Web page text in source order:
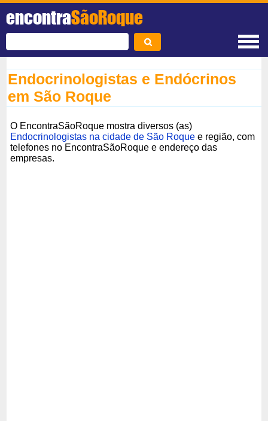
encontraSãoRoque
Endocrinologistas e Endócrinos
em São Roque
O EncontraSãoRoque mostra diversos (as)
Endocrinologistas na cidade de São Roque e região, com
telefones no EncontraSãoRoque e endereço das
empresas.